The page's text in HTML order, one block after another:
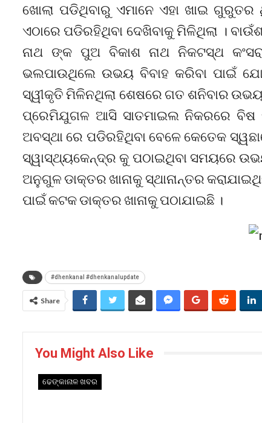
ଖୋଲା ପଡିଥିବାରୁ ଏମାନେ ଏହା ଖାଇ
ଏଠାରେ ପଡିରହିଥିବା ଦେଖିବାକୁ ମିଳିଥିଲା ।
ନାଥ ଙ୍କ ପୁଅ ବିକାଶ ନାଥ ନିକଟସ୍ଥ
ଭଲପାଉଥିଲେ ଉଭୟ ବିବାହ କରିବା ପାଇଁ
ସ୍ୱୀକୃତି ମିଳିନଥିଲା ଶେଷରେ ଗତ ଶନିବାର
ପ୍ରେମିଯୁଗଳ ଆସି ସାତମାଇଲ ନିକରରେ ବିଷ
ଅବସ୍ଥା ରେ ପଡିରହିଥିବା ବେଳେ କେତେକ
ସ୍ୱାସ୍ଥ୍ୟକେନ୍ଦ୍ର କୁ ପଠାଇଥିବା ସମୟରେ
ଅନୁଗୁଳ ଡାକ୍ତର ଖାନାକୁ ସ୍ଥାନାନ୍ତର
ପାଇଁ କଟକ ଡାକ୍ତର ଖାନାକୁ ପଠାଯାଇଛି ।
#dhenkanal #dhenkanalupdate
Share
You Might Also Like
ଢେଙ୍କାନାଳ ଖବର